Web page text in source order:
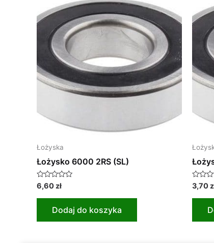
Łożyska
Łożysko 6000 2RS (SL)
Oceniono
0
na
6,60 zł
Dodaj do koszyka
0
na
3,70